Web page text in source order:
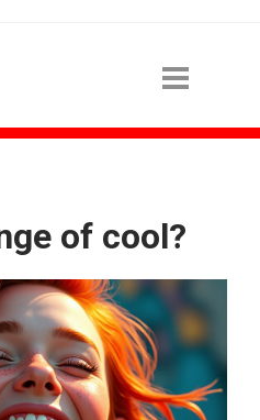
of cool?